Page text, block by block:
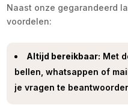
Naast onze gegarandeerd
voordelen:
Altijd bereikbaar: Met
bellen, whatsappen of
je vragen te